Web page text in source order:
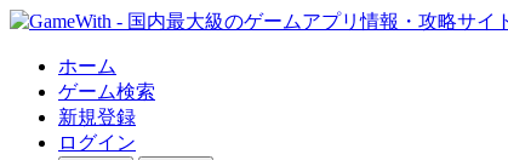
ホーム
ゲーム検索
新規登録
ログイン